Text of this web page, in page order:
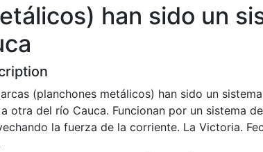
han sido un
(planchones metálicos) han sido un
otra del río Cauca. Funcionan por un sistema
la fuerza de la corriente. La Victoria.